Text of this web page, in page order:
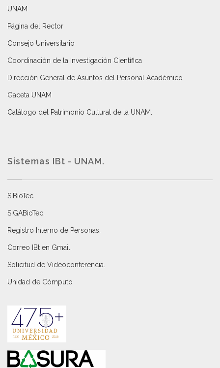
UNAM
Página del Rector
Consejo Universitario
Coordinación de la Investigación Científica
Dirección General de Asuntos del Personal Académico
Gaceta UNAM
Catálogo del Patrimonio Cultural de la UNAM.
Sistemas IBt - UNAM.
SiBioTec
SiGABioTec.
Registro Interno de Personas
Correo IBt en Gmail
Solicitud de Videoconferencia.
Unidad de Cómputo